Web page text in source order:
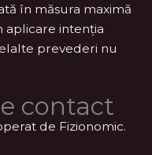
în măsura maximă
aplicare intenția
prevederi nu
contact
de Fizionomic.